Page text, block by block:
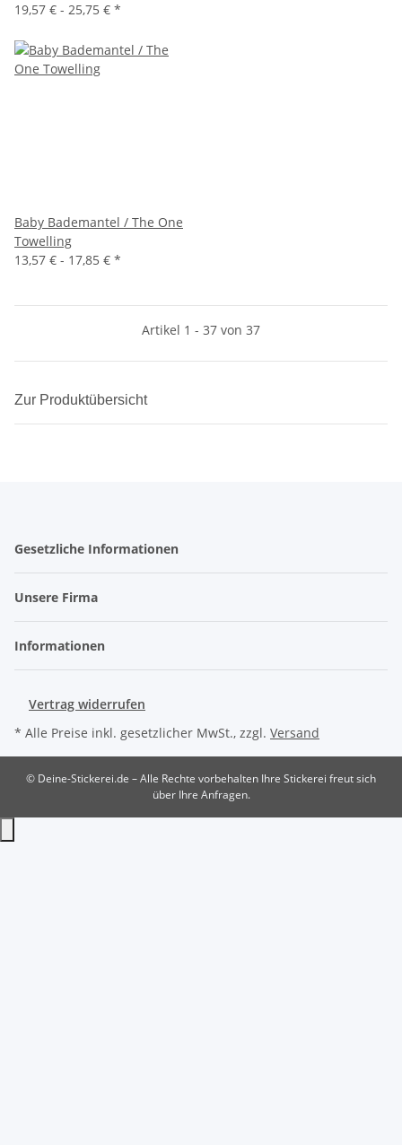
19,57 € - 25,75 € *
Baby Bademantel / The One
Towelling
13,57 € - 17,85 € *
Artikel 1 - 37 von 37
Zur Produktübersicht
Gesetzliche Informationen
Unsere Firma
Informationen
Vertrag widerrufen
* Alle Preise inkl. gesetzlicher MwSt., zzgl. Versand
© Deine-Stickerei.de – Alle Rechte vorbehalten Ihre Stickerei freut sich
über Ihre Anfragen.